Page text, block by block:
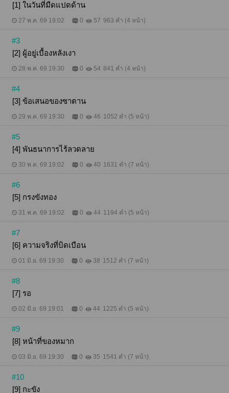
[1] ในวันที่มืดแปดด้าน
27 พ.ค. 69 19:02 0 57 963 คำ (4 หน้า)
#3
[2] ผู้อยู่เบื้องหลังเงา
28 พ.ค. 69 19:30 0 54 841 คำ (4 หน้า)
#4
[3] ข้อเสนอของซาตาน
29 พ.ค. 69 19:30 0 46 1052 คำ (5 หน้า)
#5
[4] พันธนาการไร้ลวดลาย
30 พ.ค. 69 19:02 0 40 1631 คำ (7 หน้า)
#6
[5] กรงขังทอง
31 พ.ค. 69 19:02 0 44 1194 คำ (5 หน้า)
#7
[6] ความจริงที่บิดเบือน
01 มิ.ย. 69 19:30 0 38 1512 คำ (7 หน้า)
#8
[7] รอ
02 มิ.ย. 69 19:01 0 44 1225 คำ (5 หน้า)
#9
[8] หน้าที่ของหมาก
03 มิ.ย. 69 19:30 0 35 1541 คำ (7 หน้า)
#10
[9] กะขัง